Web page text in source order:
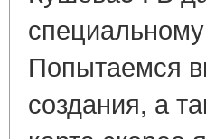
Попытаемся
создания, а